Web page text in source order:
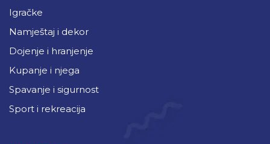
Igračke
Namještaj i dekor
Dojenje i hranjenje
Kupanje i njega
Spavanje i sigurnost
Sport i rekreacija